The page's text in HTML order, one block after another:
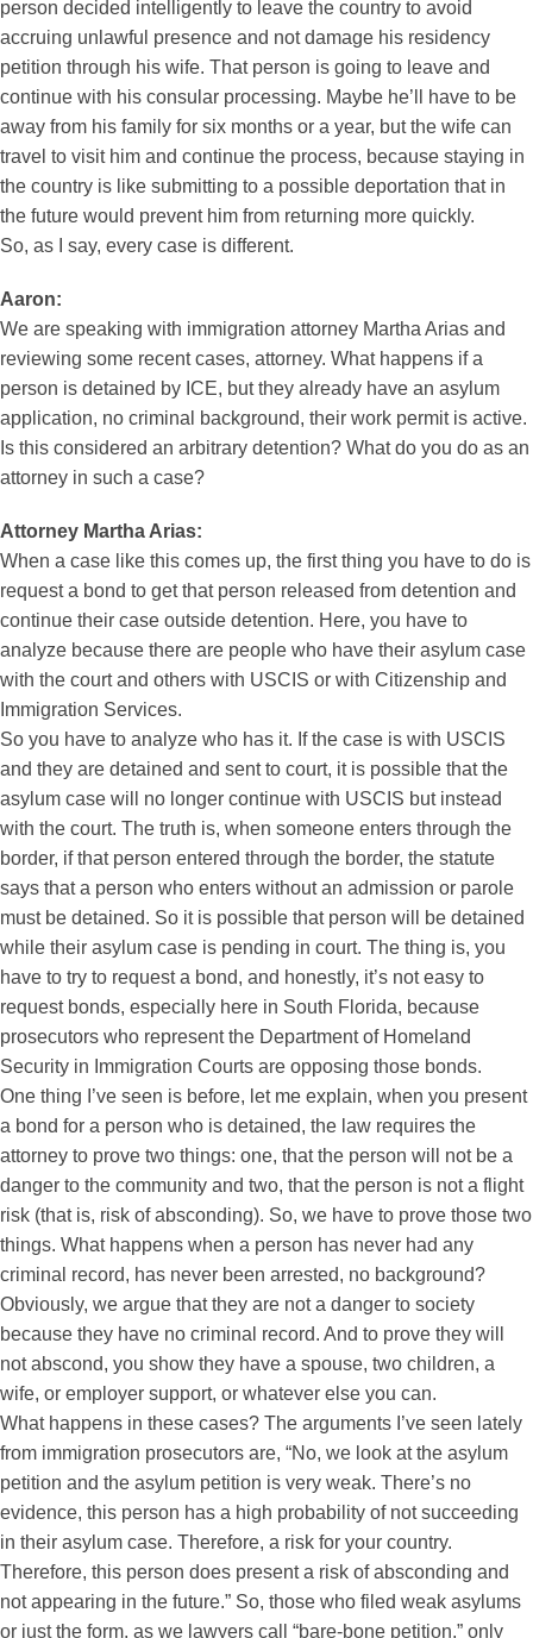
person decided intelligently to leave the country to avoid
accruing unlawful presence and not damage his residency
petition through his wife. That person is going to leave and
continue with his consular processing. Maybe he’ll have to be
away from his family for six months or a year, but the wife can
travel to visit him and continue the process, because staying in
the country is like submitting to a possible deportation that in
the future would prevent him from returning more quickly.
So, as I say, every case is different.
Aaron:
We are speaking with immigration attorney Martha Arias and
reviewing some recent cases, attorney. What happens if a
person is detained by ICE, but they already have an asylum
application, no criminal background, their work permit is active.
Is this considered an arbitrary detention? What do you do as an
attorney in such a case?
Attorney Martha Arias:
When a case like this comes up, the first thing you have to do is
request a bond to get that person released from detention and
continue their case outside detention. Here, you have to
analyze because there are people who have their asylum case
with the court and others with USCIS or with Citizenship and
Immigration Services.
So you have to analyze who has it. If the case is with USCIS
and they are detained and sent to court, it is possible that the
asylum case will no longer continue with USCIS but instead
with the court. The truth is, when someone enters through the
border, if that person entered through the border, the statute
says that a person who enters without an admission or parole
must be detained. So it is possible that person will be detained
while their asylum case is pending in court. The thing is, you
have to try to request a bond, and honestly, it’s not easy to
request bonds, especially here in South Florida, because
prosecutors who represent the Department of Homeland
Security in Immigration Courts are opposing those bonds.
One thing I’ve seen is before, let me explain, when you present
a bond for a person who is detained, the law requires the
attorney to prove two things: one, that the person will not be a
danger to the community and two, that the person is not a flight
risk (that is, risk of absconding). So, we have to prove those two
things. What happens when a person has never had any
criminal record, has never been arrested, no background?
Obviously, we argue that they are not a danger to society
because they have no criminal record. And to prove they will
not abscond, you show they have a spouse, two children, a
wife, or employer support, or whatever else you can.
What happens in these cases? The arguments I’ve seen lately
from immigration prosecutors are, “No, we look at the asylum
petition and the asylum petition is very weak. There’s no
evidence, this person has a high probability of not succeeding
in their asylum case. Therefore, a risk for your country.
Therefore, this person does present a risk of absconding and
not appearing in the future.” So, those who filed weak asylums
or just the form, as we lawyers call “bare-bone petition,” only